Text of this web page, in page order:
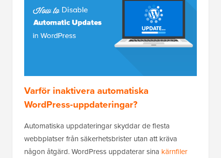
Varför inaktivera automatiska
WordPress-uppdateringar?
Automatiska uppdateringar skyddar de flesta
webbplatser från säkerhetsbrister utan att kräva
någon åtgärd. WordPress uppdaterar sina kärnfiler